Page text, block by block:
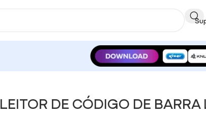
LEITOR DE CÓDIGO DE BARRA